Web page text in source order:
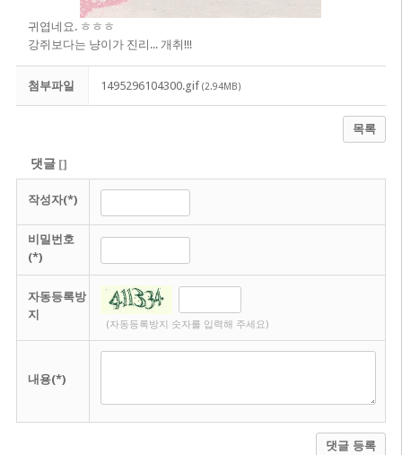
귀엽네요. ㅎㅎㅎ
강쥐보다는 냥이가 진리... 개취!!!
첨부파일 1495296104300.gif (2.94MB)
목록
댓글[]
작성자(*)
비밀번호
(*)
자동등록방
지
(자동등록방지 숫자를 입력해 주세요)
내용(*)
댓글 등록